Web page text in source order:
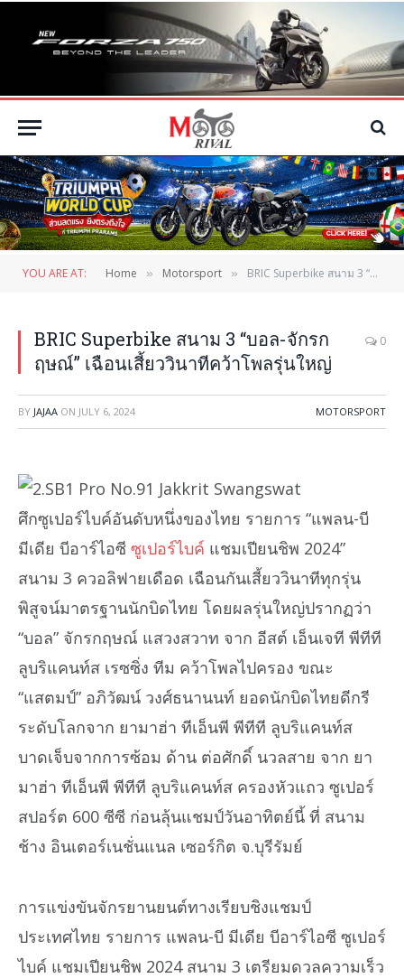
YOU ARE AT: Home » Motorsport » BRIC Superbike สนาม 3 “บอล-จักรกฤษณ์” เฉือนเสี้ยววินาทีคว้าโพลรุ่นใหญ่
BRIC Superbike สนาม 3 “บอล-จักรก
ฤษณ์” เฉือนเสี้ยววินาทีคว้าโพลรุ่นใหญ่
0
BY JAJAA ON JULY 6, 2024 MOTORSPORT
ศึกซูเปอร์ไบค์อันดับหนึ่งของไทย รายการ “แพลน-บี
มีเดีย บีอาร์ไอซี ซูเปอร์ไบค์ แชมเปียนชิพ 2024”
สนาม 3 ควอลิฟายเดือด เฉือนกันเสี้ยววินาทีทุกรุ่น
พิสูจน์มาตรฐานนักบิดไทย โดยผลรุ่นใหญ่ปรากฏว่า
“บอล” จักรกฤษณ์ แสวงสวาท จาก อีสต์ เอ็นเจที พีทีที
ลูบริแคนท์ส เรซซิ่ง ทีม คว้าโพลไปครอง ขณะ
“แสตมป์” อภิวัฒน์ วงศ์ธนานนท์ ยอดนักบิดไทยดีกรี
ระดับโลกจาก ยามาฮ่า ทีเอ็นพี พีทีที ลูบริแคนท์ส
บาดเจ็บจากการซ้อม ด้าน ต่อศักดิ์ นวลสาย จาก ยา
มาฮ่า ทีเอ็นพี พีทีที ลูบริแคนท์ส ครองหัวแถว ซูเปอร์
สปอร์ต 600 ซีซี ก่อนลุ้นแชมป์วันอาทิตย์นี้ ที่ สนาม
ช้าง อินเตอร์เนชั่นแนล เซอร์กิต จ.บุรีรัมย์
การแข่งขันจักรยานยนต์ทางเรียบชิงแชมป์
ประเทศไทย รายการ แพลน-บี มีเดีย บีอาร์ไอซี ซูเปอร์
ไบค์ แชมเปียนชิพ 2024 สนาม 3 เตรียมดวลความเร็ว